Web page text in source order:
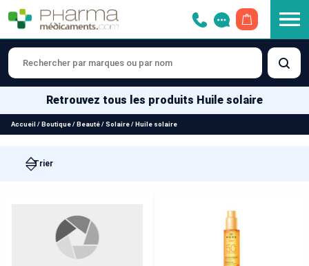
Retrouvez tous les produits Huile solaire
Accueil / Boutique/ Beauté/Solaire/ Huile solaire